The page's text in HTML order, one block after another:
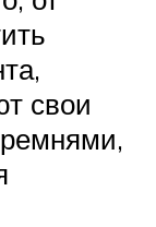
свои